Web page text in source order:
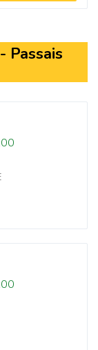
Passais